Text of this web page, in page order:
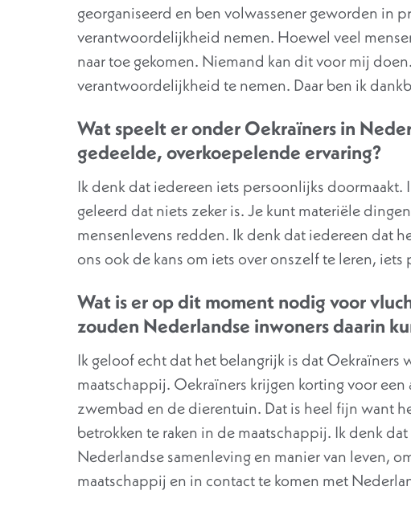
georganiseerd en ben volwassener geworden in
verantwoordelijkheid nemen. Hoewel veel
naar toe gekomen. Niemand kan dit voor mij
verantwoordelijkheid te nemen. Daar ben ik
Wat speelt er onder Oekraïners in
gedeelde, overkoepelende ervaring?
Ik denk dat iedereen iets persoonlijks
geleerd dat niets zeker is. Je kunt materiële
mensenlevens redden. Ik denk dat iedereen dat
ons ook de kans om iets over onszelf te leren, iets
Wat is er op dit moment nodig voor
zouden Nederlandse inwoners daarin
Ik geloof echt dat het belangrijk is dat
maatschappij. Oekraïners krijgen korting voor
zwembad en de dierentuin. Dat is heel fijn want
betrokken te raken in de maatschappij. Ik denk
Nederlandse samenleving en manier van leven,
maatschappij en in contact te komen met